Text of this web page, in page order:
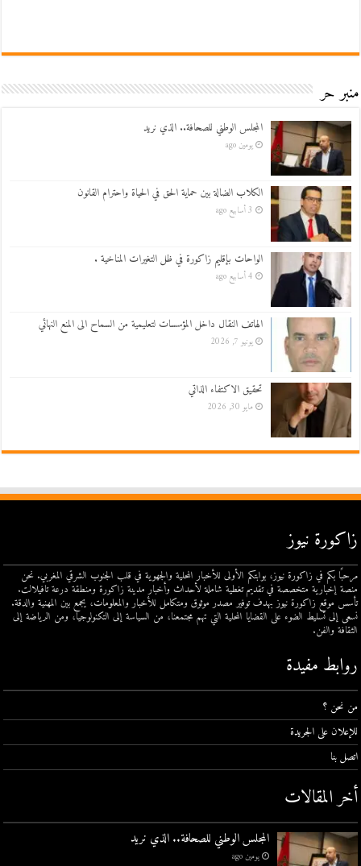
منبر حر
المجلس الوطني للصحافة.. الذي نريد
يومين ago
الكلاب الضالة بين حماية الحق في الحياة واحترام القانون
3 أسابيع ago
الواحات بإقليم زاكورة في ظل التغيرات المناخية .
4 أسابيع ago
الهاتف النقال داخل المؤسسات لتعليمية من السماح الى المنع النهائي
يونيو 7, 2026
تحقيق الاكتفاء الذاتي
مايو 30, 2026
زاكورة نيوز
مرحبًا بكم في زاكورة نيوز، بوابتكم الأولى للأخبار المحلية والجهوية في قلب الجنوب الشرقي المغربي. نحن
منصة إخبارية متخصصة في تقديم تغطية شاملة لأحداث وأخبار مدينة زاكورة ومنطقة درعة تافيلالت.
تأسس موقع زاكورة نيوز بهدف توفير مصدر موثوق ومتكامل للأخبار والمعلومات، يجمع بين المهنية والدقة.
نسعى إلى تسليط الضوء على القضايا المحلية التي تهم مجتمعنا، من السياسة إلى التكنولوجيا، ومن الرياضة إلى
الثقافة والفن.
روابط مفيدة
من نحن ؟
للإعلان على الجريدة
اتصل بنا
أخر المقالات
المجلس الوطني للصحافة.. الذي نريد
يومين ago